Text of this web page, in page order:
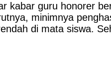
kabar guru honorer
minimnya
di mata siswa.